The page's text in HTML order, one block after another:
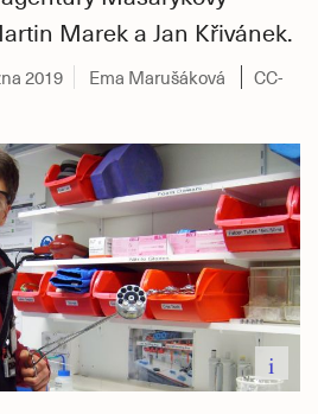
Marek a Jan Křivánek.
2019 Ema Marušáková
CC-
i